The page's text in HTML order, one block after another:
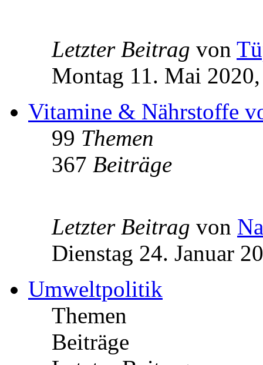
Letzter Beitrag von
Montag 11. Mai
Vitamine & Nährstoffe
99 Themen
367 Beiträge
Letzter Beitrag von
Dienstag 24. Januar
Umweltpolitik
Themen
Beiträge